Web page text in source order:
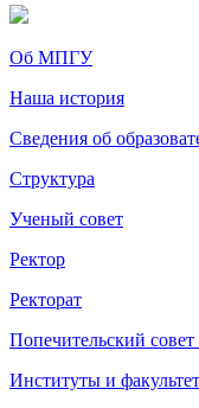
Об МПГУ
Наша история
Сведения об
Структура
Ученый совет
Ректор
Ректорат
Попечительский
Институты и